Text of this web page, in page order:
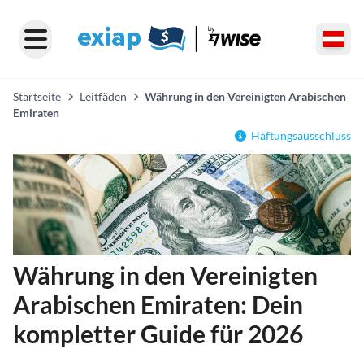
Startseite Leitfäden
Währung in den Vereinigten Arabischen
Emiraten
Haftungsausschluss
Währung in den Vereinigten
Arabischen Emiraten: Dein
kompletter Guide für 2026